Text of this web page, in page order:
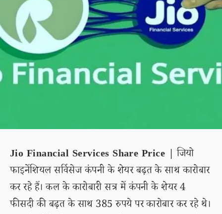
Jio Financial Services Share Price | जियो
फाइनेंशियल सर्विसेज कंपनी के शेयर बढ़त के साथ कारोबार
कर रहे हैं। कल के कारोबारी सत्र में कंपनी के शेयर 4
फीसदी की बढ़त के साथ 385 रुपये पर कारोबार कर रहे थे।